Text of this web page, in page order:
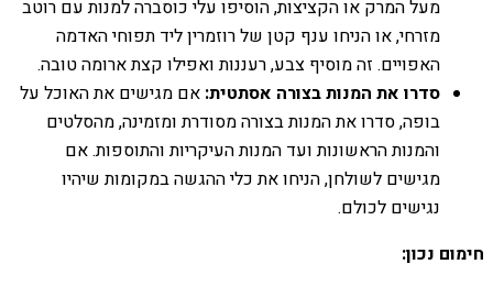
מעל המרק או הקציצות, הוסיפו עלי כוסברה למנות עם רוטב
מזרחי, או הניחו ענף קטן של רוזמרין ליד תפוחי האדמה
האפויים. זה מוסיף צבע, רעננות ואפילו קצת ארומה טובה.
סדרו את המנות בצורה אסתטית: אם מגישים את האוכל על
בופה, סדרו את המנות בצורה מסודרת ומזמינה, מהסלטים
והמנות הראשונות ועד המנות העיקריות והתוספות. אם
מגישים לשולחן, הניחו את כלי ההגשה במקומות שיהיו
נגישים לכולם.
חימום נכון: